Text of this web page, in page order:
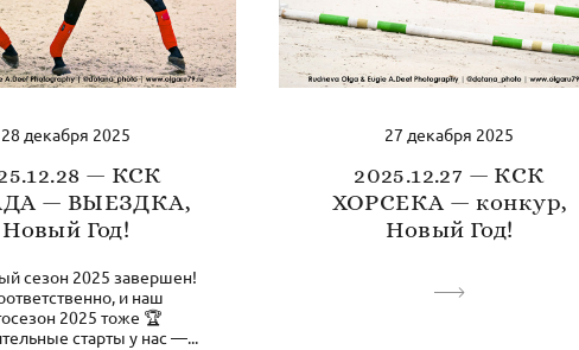
28 декабря 2025
— КСК
— ВЫЕЗДКА,
Новый Год!
сезон 2025 завершен!
и наш
2025 тоже 🏆
старты у нас —...
27 декабря 2025
2025.12.27 — КСК
ХОРСЕКА — конкур,
Новый Год!